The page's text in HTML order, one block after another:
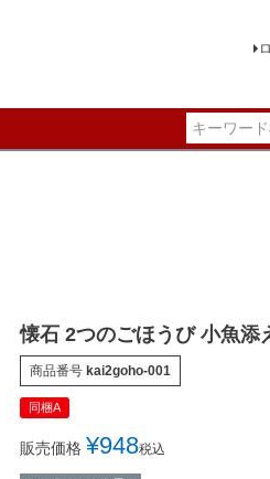
懐石 2つのごほうび 小魚添
商品番号 kai2goho-001
同梱A
販売価格 ¥948税込